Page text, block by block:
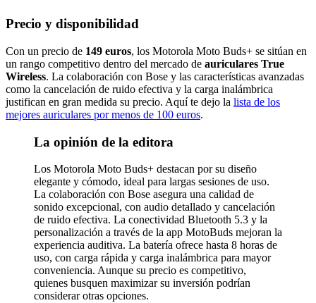
Precio y disponibilidad
Con un precio de 149 euros, los Motorola Moto Buds+ se sitúan en
un rango competitivo dentro del mercado de auriculares True
Wireless. La colaboración con Bose y las características avanzadas
como la cancelación de ruido efectiva y la carga inalámbrica
justifican en gran medida su precio. Aquí te dejo la lista de los
mejores auriculares por menos de 100 euros.
La opinión de la editora
Los Motorola Moto Buds+ destacan por su diseño
elegante y cómodo, ideal para largas sesiones de uso.
La colaboración con Bose asegura una calidad de
sonido excepcional, con audio detallado y cancelación
de ruido efectiva. La conectividad Bluetooth 5.3 y la
personalización a través de la app MotoBuds mejoran la
experiencia auditiva. La batería ofrece hasta 8 horas de
uso, con carga rápida y carga inalámbrica para mayor
conveniencia. Aunque su precio es competitivo,
quienes busquen maximizar su inversión podrían
considerar otras opciones.